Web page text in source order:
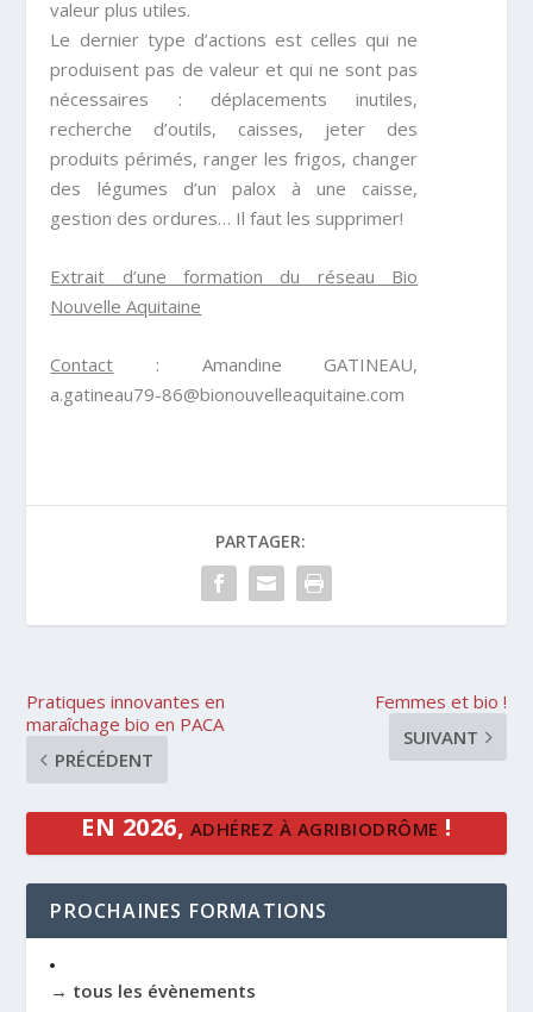
valeur plus utiles.
Le dernier type d’actions est celles qui ne
produisent pas de valeur et qui ne sont pas
nécessaires : déplacements inutiles,
recherche d’outils, caisses, jeter des
produits périmés, ranger les frigos, changer
des légumes d’un palox à une caisse,
gestion des ordures… Il faut les supprimer!
Extrait d’une formation du réseau Bio
Nouvelle Aquitaine
Contact : Amandine GATINEAU,
a.gatineau79-86@bionouvelleaquitaine.com
PARTAGER:
Pratiques innovantes en
maraîchage bio en PACA
PRÉCÉDENT
Femmes et bio !
SUIVANT
EN 2026, ADHÉREZ À AGRIBIODRÔME !
PROCHAINES FORMATIONS
→ tous les évènements